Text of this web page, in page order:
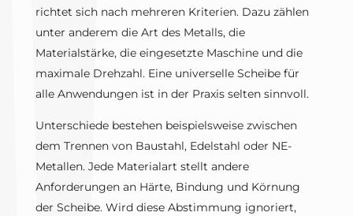
richtet sich nach mehreren Kriterien. Dazu zählen
unter anderem die Art des Metalls, die
Materialstärke, die eingesetzte Maschine und die
maximale Drehzahl. Eine universelle Scheibe für
alle Anwendungen ist in der Praxis selten sinnvoll.
Unterschiede bestehen beispielsweise zwischen
dem Trennen von Baustahl, Edelstahl oder NE-
Metallen. Jede Materialart stellt andere
Anforderungen an Härte, Bindung und Körnung
der Scheibe. Wird diese Abstimmung ignoriert,